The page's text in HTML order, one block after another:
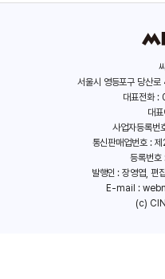
서울시 영등포구 당산
대표전
대
사업자등록
통신판매업번호 :
등록번
발행인 : 장영엽, 편
E-mail :
(c)